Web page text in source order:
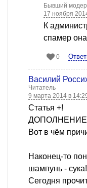
Бывший
17 ноября
К
спамер она
0
Василий
Читатель
9 марта 2014 в
Cтатья +!
Вот в чём
Наконец-то
шампунь - сука!
Сегодня